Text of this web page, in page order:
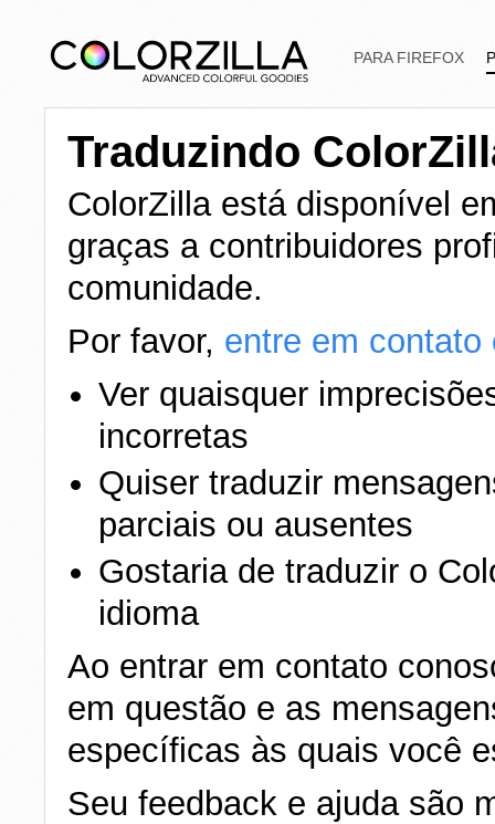
PARA FIREFOX
Traduzindo
ColorZilla está disponível
graças a contribuidores
comunidade.
Por favor, entre em contato
Ver quaisquer
incorretas
Quiser traduzir
parciais ou ausentes
Gostaria de traduzir o
idioma
Ao entrar em contato
em questão e as
específicas às quais você
Seu feedback e ajuda são